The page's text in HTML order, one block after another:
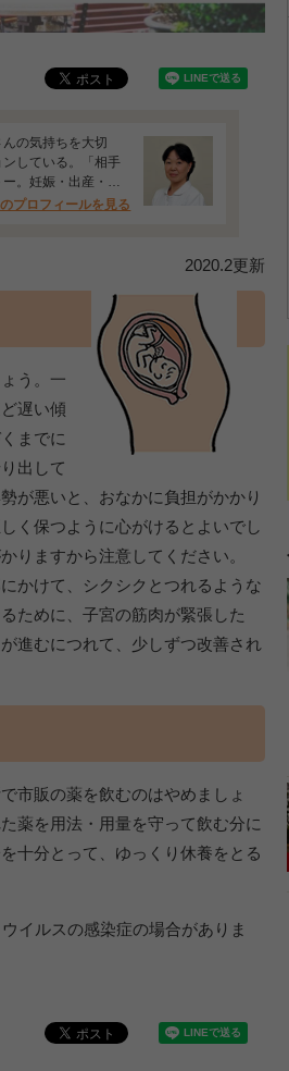
の気持ちを大切
している。「相手
。妊娠・出産・育
プロフィールを見る
2020.2更新
う。一
遅い傾
までに
出して
が悪いと、おなかに負担がかかり
く保つように心がけるとよいでし
りますから注意してください。
かけて、シクシクとつれるような
ために、子宮の筋肉が緊張した
進むにつれて、少しずつ改善され
市販の薬を飲むのはやめましょ
薬を用法・用量を守って飲む分に
十分とって、ゆっくり休養をとる
イルスの感染症の場合がありま